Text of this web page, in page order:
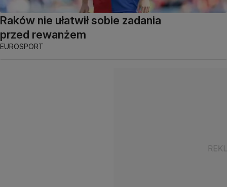
Raków nie ułatwił sobie zadania
przed rewanżem
EUROSPORT